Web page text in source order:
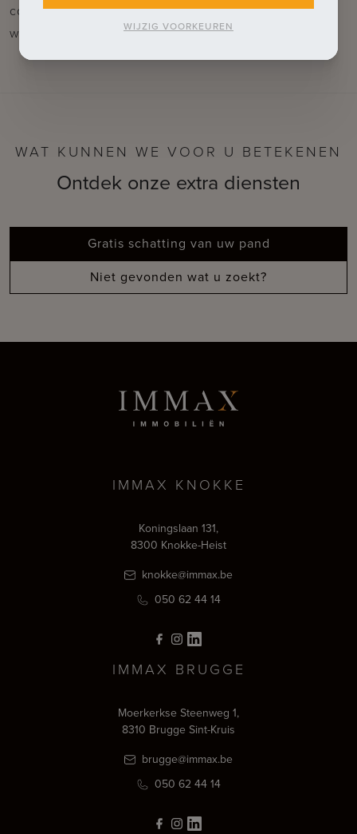
contacteer Wout op 0475 96 59 38 of mail naar
wout@immax.be
WAT KUNNEN WE VOOR U BETEKENEN
Ontdek onze extra diensten
Gratis schatting van uw pand
Niet gevonden wat u zoekt?
IMMAX KNOKKE
Koningslaan 131,
8300 Knokke-Heist
knokke@immax.be
050 62 44 14
IMMAX BRUGGE
Moerkerkse Steenweg 1,
8310 Brugge Sint-Kruis
brugge@immax.be
050 62 44 14
WIJZIG VOORKEUREN